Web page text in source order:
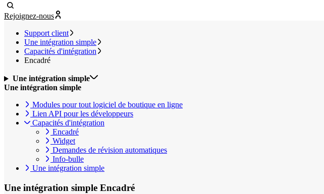
Rejoignez-nous
Support client
Une intégration simple
Capacités d'intégration
Encadré
Une intégration simple
Une intégration simple
Modules pour tout logiciel de boutique en ligne
Lien API pour les développeurs
Capacités d'intégration
Encadré
Widget
Demandes de révision automatiques
Info-bulle
Une intégration simple
Une intégration simple Encadré